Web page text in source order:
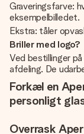
Graveringsfarve:
eksempelbilledet.
Ekstra: tåler
Briller med logo?
Ved bestillinger
afdeling. De
Forkæl en
personligt
Overrask